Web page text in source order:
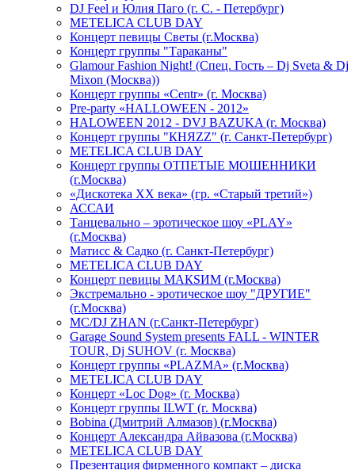
DJ Feel и Юлия Паго (г. С. - Петербург)
METELICA CLUB DAY
Концерт певицы Светы (г.Москва)
Концерт группы "Тараканы"
Glamour Fashion Night! (Спец. Гость – Dj Sveta & Dj
Mixon (Москва))
Концерт группы «Centr» (г. Москва)
Pre-party «HALLOWEEN - 2012»
HALOWEEN 2012 - DVJ BAZUKA (г. Москва)
Концерт группы "КНЯZZ" (г. Санкт-Петербург)
METELICA CLUB DAY
Концерт группы ОТПЕТЫЕ МОШЕННИКИ
(г.Москва)
«Дискотека ХХ века» (гр. «Старый третий»)
АССАИ
Танцевально – эротическое шоу «PLAY»
(г.Москва)
Матисс & Садко (г. Санкт-Петербург)
METELICA CLUB DAY
Концерт певицы МАКSИМ (г.Москва)
Экстремально - эротическое шоу "ДРУГИЕ"
(г.Москва)
МС/DJ ZHAN (г.Санкт-Петербург)
Garage Sound System presents FALL - WINTER
TOUR, Dj SUHOV (г. Москва)
Концерт группы «PLAZMA» (г.Москва)
METELICA CLUB DAY
Концерт «Loc Dog» (г. Москва)
Концерт группы ILWT (г. Москва)
Bobina (Дмитрий Алмазов) (г.Москва)
Концерт Александра Айвазова (г.Москва)
METELICA CLUB DAY
Презентация фирменного компакт – диска